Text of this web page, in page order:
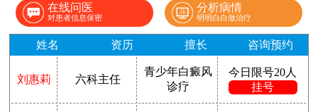
在线问医
对患者信息保密
分析病情
明明白白做治疗
姓名 资历 擅长 咨询预约
刘惠莉 六科主任
青少年白癜风
诊疗
今日限号20人
挂号